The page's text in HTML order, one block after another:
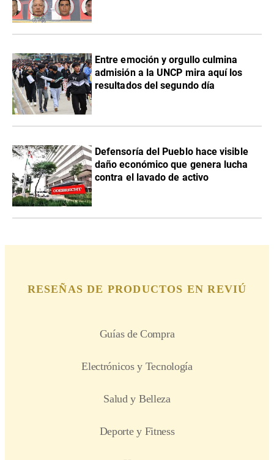
Entre emoción y orgullo culmina
admisión a la UNCP mira aquí los
resultados del segundo día
Defensoría del Pueblo hace visible
daño económico que genera lucha
contra el lavado de activo